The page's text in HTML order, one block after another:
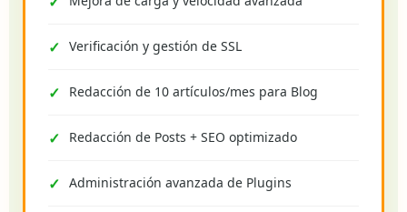
Verificación y gestión de SSL
Redacción de 10 artículos/mes para Blog
Redacción de Posts + SEO optimizado
Administración avanzada de Plugins